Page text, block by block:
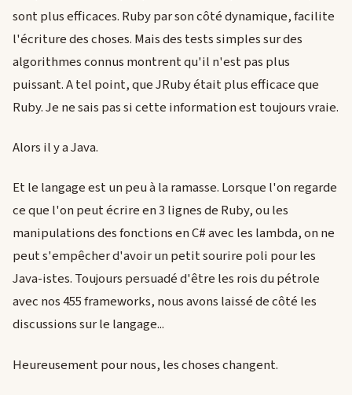
sont plus efficaces. Ruby par son côté dynamique, facilite
l'écriture des choses. Mais des tests simples sur des
algorithmes connus montrent qu'il n'est pas plus
puissant. A tel point, que JRuby était plus efficace que
Ruby. Je ne sais pas si cette information est toujours vraie.
Alors il y a Java.
Et le langage est un peu à la ramasse. Lorsque l'on regarde
ce que l'on peut écrire en 3 lignes de Ruby, ou les
manipulations des fonctions en C# avec les lambda, on ne
peut s'empêcher d'avoir un petit sourire poli pour les
Java-istes. Toujours persuadé d'être les rois du pétrole
avec nos 455 frameworks, nous avons laissé de côté les
discussions sur le langage...
Heureusement pour nous, les choses changent.